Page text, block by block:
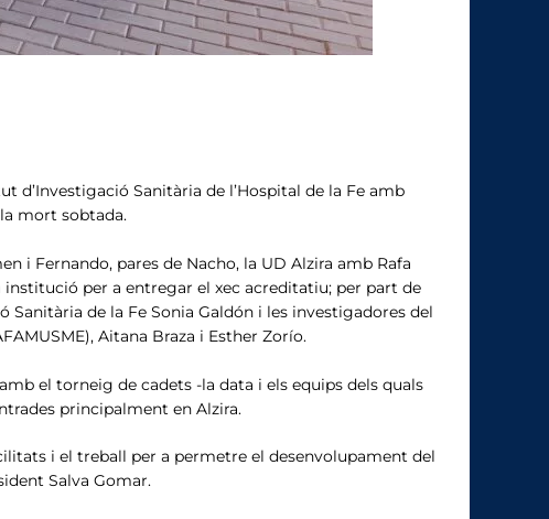
d’Investigació Sanitària de l’Hospital de la Fe amb
mort sobtada.
i Fernando, pares de Nacho, la UD Alzira amb Rafa
institució per a entregar el xec acreditatiu; per part de
Sanitària de la Fe Sonia Galdón i les investigadores del
Aitana Braza i Esther Zorío.
el torneig de cadets -la data i els equips dels quals
principalment en Alzira.
i el treball per a permetre el desenvolupament del
Salva Gomar.